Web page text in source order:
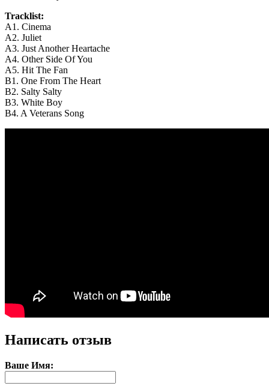
Tracklist:
A1. Cinema
A2. Juliet
A3. Just Another Heartache
A4. Other Side Of You
A5. Hit The Fan
B1. One From The Heart
B2. Salty Salty
B3. White Boy
B4. A Veterans Song
Написать отзыв
Ваше Имя: